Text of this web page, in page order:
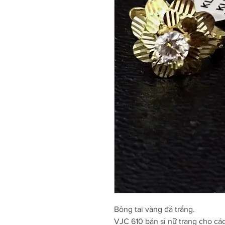
Bông tai vàng đá trắng.
VJC 610 bán sỉ nữ trang cho